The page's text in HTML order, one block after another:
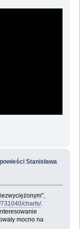
Stanisława
charts/.
mocno na